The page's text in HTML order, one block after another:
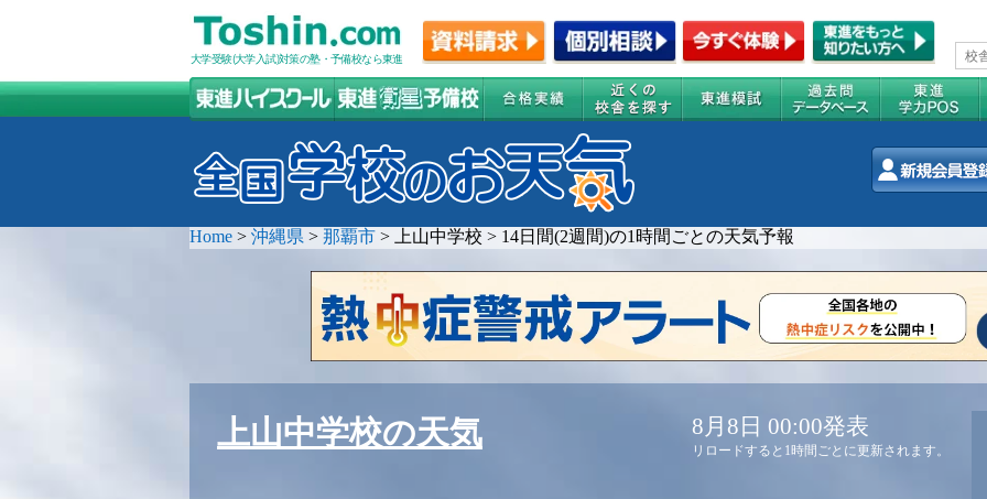
大学受験(大学入試)対策の塾・予備校なら東進
Home > 沖縄県 > 那覇市 > 上山中学校 > 14日間(2週間)の1時間ごとの天気予報
上山中学校の天気 8月8日 00:00発表
リロードすると1時間ごとに更新されます。